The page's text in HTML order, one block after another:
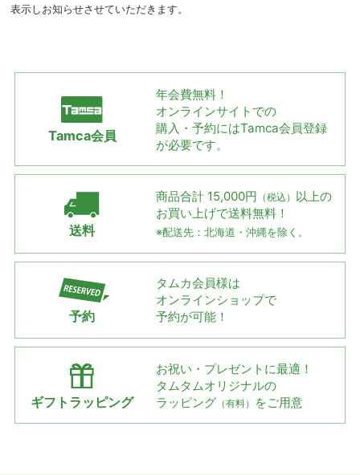
表示しお知らせさせていただきます。
Tamca会員
年会費無料！
オンラインサイトでの
購入・予約にはTamca会員登録
が必要です。
送料
商品合計 15,000円 （税込） 以上の
お買い上げで送料無料！
※配送先：北海道・沖縄を除く。
予約
タムカ会員様は
オンラインショップで
予約が可能！
ギフトラッピング
お祝い・プレゼントに最適！
タムタムオリジナルの
ラッピング （有料） をご用意